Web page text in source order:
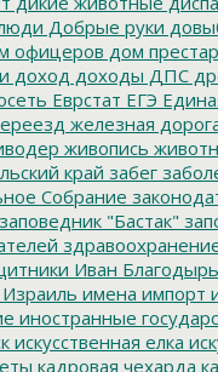
Добрые руки
офицеров дом
доход доходы ДПС
Еврстат ЕГЭ
железная
живопись
край забег
Собрание
заповедник "Бастак"
Иван Благодырь
Израиль имена импорт
иностранные
искусственная елка
кадровая чехарда